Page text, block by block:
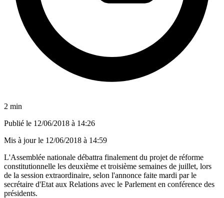
2 min
Publié le 12/06/2018 à 14:26
Mis à jour le 12/06/2018 à 14:59
L'Assemblée nationale débattra finalement du projet de réforme
constitutionnelle les deuxième et troisième semaines de juillet, lors
de la session extraordinaire, selon l'annonce faite mardi par le
secrétaire d'Etat aux Relations avec le Parlement en conférence des
présidents.